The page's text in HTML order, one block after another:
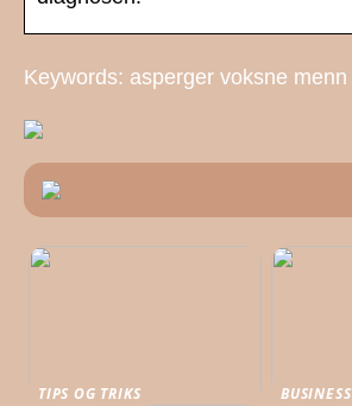
Keywords: asperger voksne menn
TIPS OG TRIKS
BUSINESS